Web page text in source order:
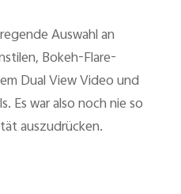
Auswahl an
Bokeh-Flare-
Dual View Video und
Es war also noch nie so
auszudrücken.